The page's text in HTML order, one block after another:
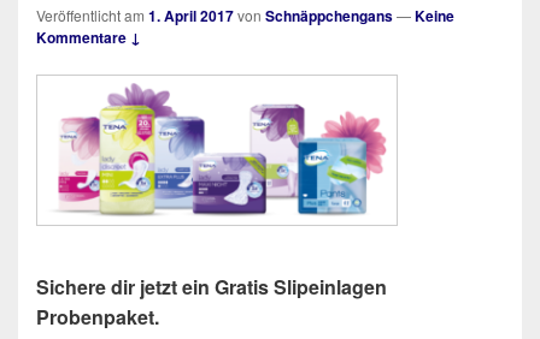
Veröffentlicht am 1. April 2017von Schnäppchengans—Keine
Kommentare ↓
Sichere dir jetzt ein Gratis Slipeinlagen
Probenpaket.